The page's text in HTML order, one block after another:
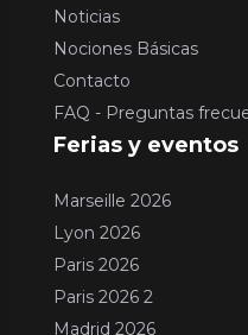
Noticias
Nociones Básicas
Contacto
FAQ - Preguntas
Ferias y eventos
Marseille 2026
Lyon 2026
Paris 2026
Paris 2026 2
Madrid 2026